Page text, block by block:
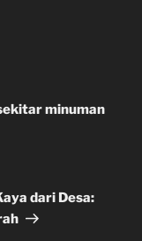
minuman
dari Desa: